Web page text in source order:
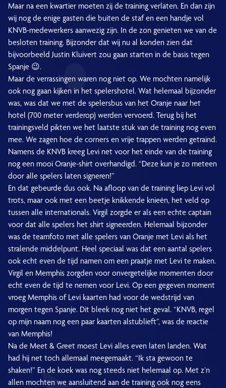
Maar na een kwartier moeten zij de training verlaten. En dan zijn
wij nog de enige gasten die buiten de staf en een handje vol
KNVB-medewerkers aanwezig zijn. In de zon genieten we van de
besloten training. Bijzonder dat wij nu al konden zien dat
bijvoorbeeld Justin Kluivert zou gaan starten in de basis tegen
Spanje 😉.
Maar de verrassingen waren nog niet op. We mochten namelijk
ook nog gaan kijken in het spelershotel. Wat helemaal bijzonder
was, was dat we met de spelersbus van het Oranje naar het
hotel (700 meter verderop) werden vervoerd. Terug bij het
trainingsveld pikten we het laatste stuk van de training nog even
mee. We zagen hoe de corners en vrije trappen werden getraind.
Namens de KNVB kreeg Levi net voor het einde van de training
nog een mooi Oranje-shirt overhandigd. “Deze kun je zo meteen
door alle spelers laten signeren!”
En dat gebeurde dus ook. Na afloop van de training liep Levi vol
trots, maar ook met een beetje knikkende knieën, het veld op
tussen alle internationals. Virgil zorgde er als een echte captain
voor dat alle spelers het shirt signeerden. Helemaal bijzonder
was de teamfoto met alle spelers van Oranje met Levi als het
stralende middelpunt. Heel speciaal was dat een aantal spelers
ook echt even de tijd namen om een praatje met Levi te maken.
Virgil en Memphis zorgden voor onvergetelijke momenten door
echt even de tijd te nemen voor Levi. Op een gegeven moment
vroeg Memphis of Levi kaarten had voor de wedstrijd van
morgen tegen Spanje. Dit bleek nog niet het geval. “KNVB, regel
op mijn naam nog een paar kaarten alstublieft”, was de reactie
van Memphis!
Na de Meet & Greet moest Levi alles even laten landen. Wat
had hij net toch allemaal meegemaakt. “Ik sta gewoon te
shaken!” En de koek was nog steeds niet helemaal op. Met z’n
allen mochten we aansluitend aan de training ook nog eens